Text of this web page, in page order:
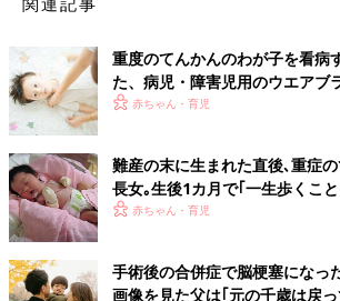
重度のてんかんのわが子を看病
た、病児・障害児用のウエアブ
赤ちゃん・育児
難産の末に生まれた直後､重症
長女｡生後1カ月で｢一生歩くこ
きない｣と【大田原症候群】
赤ちゃん・育児
手術後の合併症で脳梗塞になっ
画像を見た父は｢元の千歳は戻